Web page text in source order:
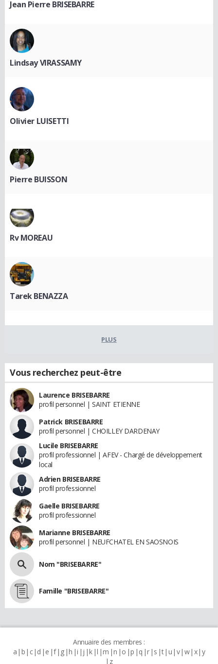
Jean Pierre BRISEBARRE
Lindsay VIRASSAMY
Olivier LUISETTI
Pierre BUISSON
Rv MOREAU
Tarek BENAZZA
PLUS
Vous recherchez peut-être
Laurence BRISEBARRE
profil personnel | SAINT ETIENNE
Patrick BRISEBARRE
profil personnel | CHOILLEY DARDENAY
Lucile BRISEBARRE
profil professionnel | AFEV - Chargé de développement
local
Adrien BRISEBARRE
profil professionnel
Gaelle BRISEBARRE
profil professionnel
Marianne BRISEBARRE
profil personnel | NEUFCHATEL EN SAOSNOIS
Nom "BRISEBARRE"
Famille "BRISEBARRE"
Annuaire des membres :
a b c d e f g h i j k l m n o p q r s t u v w x y
z